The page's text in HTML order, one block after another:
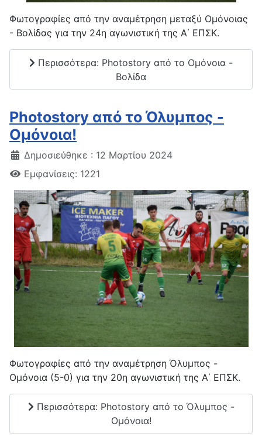
Φωτογραφίες από την αναμέτρηση μεταξύ Ομόνοιας
- Βολίδας για την 24η αγωνιστική της Α΄ ΕΠΣΚ.
Περισσότερα: Photostory από το Ομόνοια -
Βολίδα
Photostory από το Όλυμπος -
Ομόνοια!
Δημοσιεύθηκε : 12 Μαρτίου 2024
Εμφανίσεις: 1221
Φωτογραφίες από την αναμέτρηση Όλυμπος -
Oμόνοια (5-0) για την 20η αγωνιστική της Α΄ ΕΠΣΚ.
Περισσότερα: Photostory από το Όλυμπος -
Ομόνοια!